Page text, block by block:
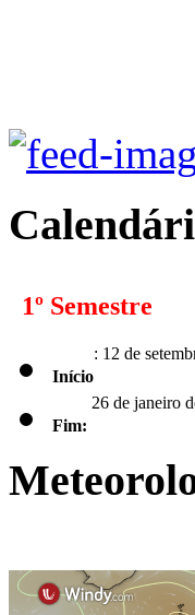
1º Semestre
Início: 12 de
Fim: 26 de janeiro
2º Semestre
Fim: